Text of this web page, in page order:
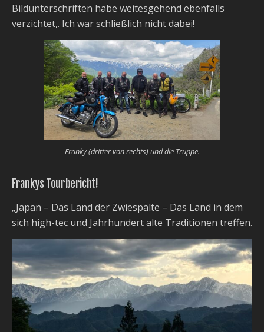
Bildunterschriften habe weitesgehend ebenfalls
verzichtet,. Ich war schließlich nicht dabei!
Franky (dritter von rechts) und die Truppe.
Frankys Tourbericht!
„Japan – Das Land der Zwiespälte – Das Land in dem
sich high-tec und Jahrhundert alte Traditionen treffen.